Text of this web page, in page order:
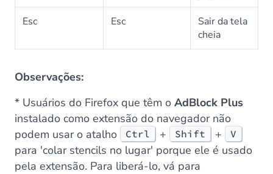
Esc Esc
Sair da tela
cheia
Observações:
* Usuários do Firefox que têm o AdBlock Plus
instalado como extensão do navegador não
podem usar o atalho
Ctrl + Shift + V
para 'colar stencils no lugar' porque ele é usado
pela extensão. Para liberá-lo, vá para